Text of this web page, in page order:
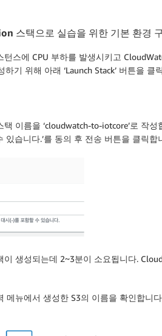
스택으로 실습을 위한 기본 환경
턴스에 CPU 부하를 발생시키고
기 위해 아래 ‘Launch Stack’ 버튼을 클
이름을 ‘cloudwatch-to-iotcore’로 작
있습니다.’를 동의 후 전송 버튼을 클릭합
이 생성되는데 2~3분이 소요됩니다.
메뉴에서 생성한 S3의 이름을 확인합니